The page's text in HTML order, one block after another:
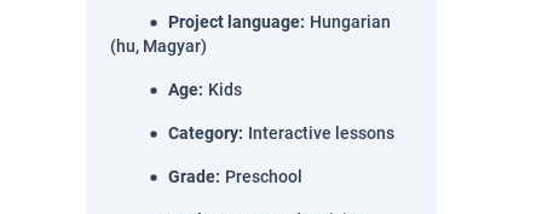
Project language: Hungarian
(hu, Magyar)
Age: Kids
Category: Interactive lessons
Grade: Preschool